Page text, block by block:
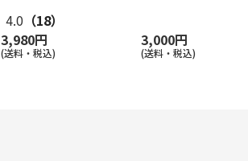
4.0 （18）
3,980円
(送料・税込)
3,000円
(送料・税込)